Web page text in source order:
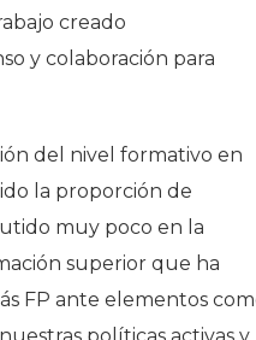
creado
y colaboración para
del nivel formativo en
la proporción de
muy poco en la
superior que ha
FP ante elementos